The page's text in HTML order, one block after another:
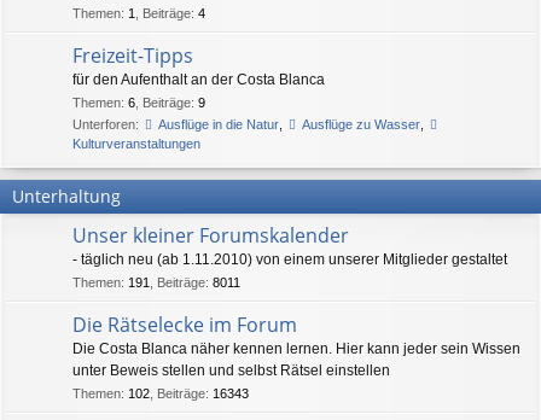
Themen: 1 Beiträge: 4
Freizeit-Tipps
für den Aufenthalt an der Costa Blanca
Themen: 6 Beiträge: 9
Unterforen:
Ausflüge in die Natur, Ausflüge zu Wasser,
Kulturveranstaltungen
Unterhaltung
Unser kleiner Forumskalender
- täglich neu (ab 1.11.2010) von einem unserer Mitglieder gestaltet
Themen: 191 Beiträge: 8011
Die Rätselecke im Forum
Die Costa Blanca näher kennen lernen. Hier kann jeder sein Wissen
unter Beweis stellen und selbst Rätsel einstellen
Themen: 102 Beiträge: 16343